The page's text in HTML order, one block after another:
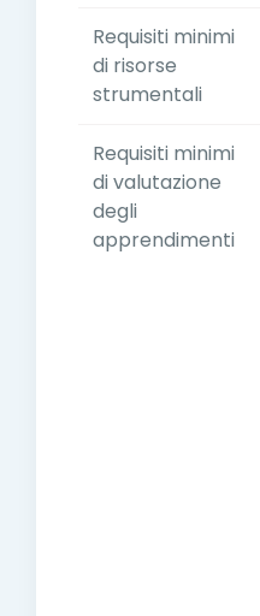
Requisiti minimi
di risorse
strumentali
Requisiti minimi
di valutazione
degli
apprendimenti